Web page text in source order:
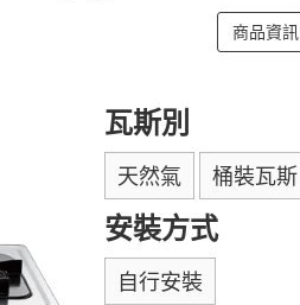
商品資訊
瓦斯別
天然氣 桶裝瓦斯
安裝方式
自行安裝